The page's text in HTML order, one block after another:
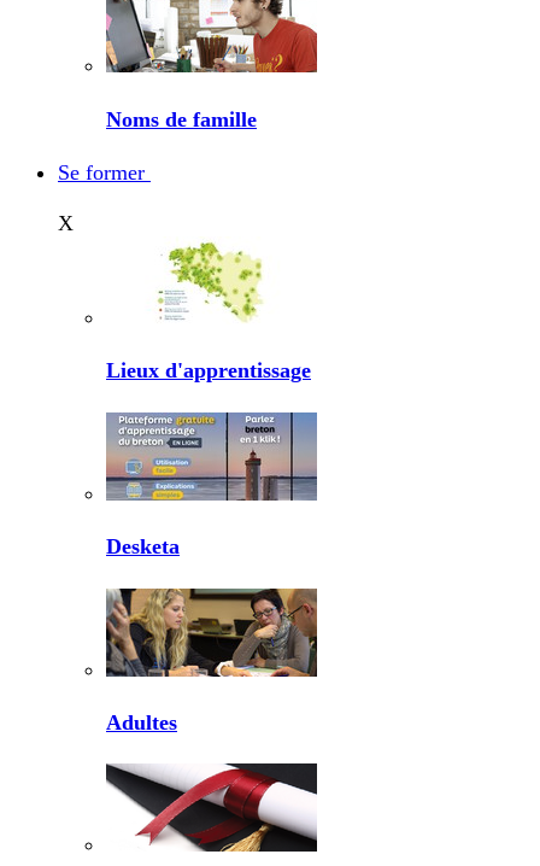
Noms de famille
Se former
X
Lieux d'apprentissage
Desketa
Adultes